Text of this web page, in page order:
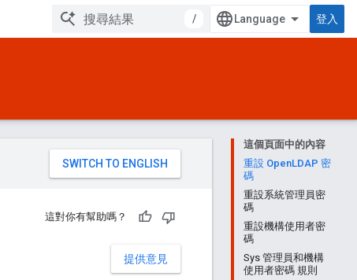
/ 登入
這個頁面中的內容
重設 OpenLDAP 密
碼
重設系統管理員密
碼
重設機構使用者密
碼
Sys 管理員和機構
使用者密碼 規則
這對你有幫助嗎？
提供意見